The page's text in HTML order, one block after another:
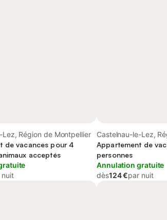
Lez, Région de Montpellier
de vacances pour 4
acceptés
nuit
Castelnau-le-Lez,
Appartement de
personnes
Annulation gratuite
dès124 €par nuit